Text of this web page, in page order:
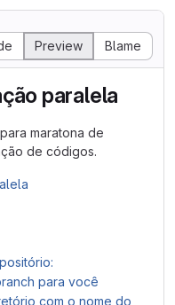
Preview Blame
paralela
maratona de
de códigos.
para você
com o nome do